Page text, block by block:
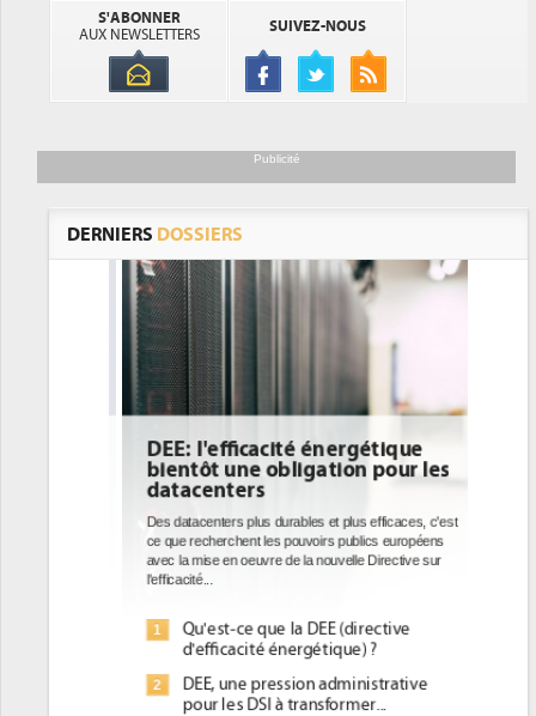
S'ABONNER
AUX NEWSLETTERS
SUIVEZ-NOUS
Publicité
DERNIERS DOSSIERS
DEE: l'efficacité énergétique
bientôt une obligation pour les
datacenters
Des datacenters plus durables et plus efficaces, c'est
ce que recherchent les pouvoirs publics européens
avec la mise en oeuvre de la nouvelle Directive sur
l'efficacité...
Qu'est-ce que la DEE (directive
d'efficacité énergétique) ?
DEE, une pression administrative
pour les DSI à transformer...